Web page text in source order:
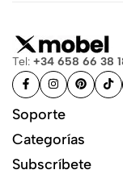
Tel: +34 658 66 38
Soporte
Categorías
Subscríbete